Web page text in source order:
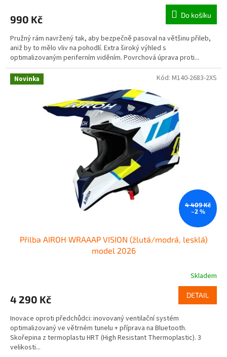
990 Kč Do košíku
Pružný rám navržený tak, aby bezpečně pasoval na většinu přileb,
aniž by to mělo vliv na pohodlí. Extra široký výhled s
optimalizovaným periferním viděním. Povrchová úprava proti...
Novinka
4 409 Kč
–2 %
Přilba AIROH WRAAAP VISION (žlutá/modrá, lesklá)
model 2026
Skladem
4 290 Kč DETAIL
Inovace oproti předchůdci: inovovaný ventilační systém
optimalizovaný ve větrném tunelu + příprava na Bluetooth.
Skořepina z termoplastu HRT (High Resistant Thermoplastic). 3
velikosti...
Kód: M140-2683-2XS